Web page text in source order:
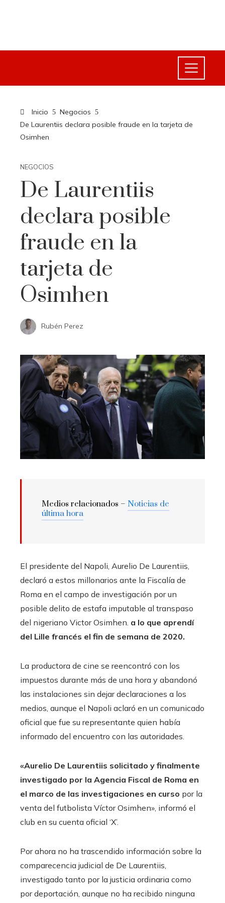
Inicio
Negocios
De Laurentiis declara posible fraude en la tarjeta de
Osimhen
NEGOCIOS
De Laurentiis
declara posible
fraude en la
tarjeta de
Osimhen
Rubén Perez
Medios relacionados – Noticias de
última hora
El presidente del Napoli, Aurelio De Laurentiis,
declaró a estos millonarios ante la Fiscalía de
Roma en el campo de investigación por un
posible delito de estafa imputable al transpaso
del nigeriano Victor Osimhen. a lo que aprendí
del Lille francés el fin de semana de 2020.
La productora de cine se reencontró con los
impuestos durante más de una hora y abandonó
las instalaciones sin dejar declaraciones a los
medios, aunque el Napoli aclaró en un comunicado
oficial que fue su representante quien había
informado del encuentro con las autoridades.
«Aurelio De Laurentiis solicitado y finalmente
investigado por la Agencia Fiscal de Roma en
el marco de las investigaciones en curso por la
venta del futbolista Víctor Osimhen», informó el
club en su cuenta oficial ‘X’.
Por ahora no ha trascendido información sobre la
comparecencia judicial de De Laurentiis,
investigado tanto por la justicia ordinaria como
por deportación, aunque no ha recibido ninguna